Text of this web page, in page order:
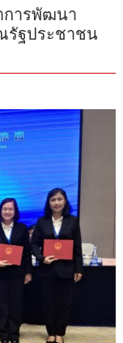
การพัฒนา
รัฐประชาชน